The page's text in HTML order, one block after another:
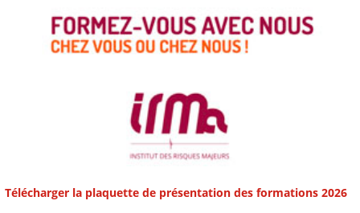
Télécharger la plaquette de présentation des formations 2026